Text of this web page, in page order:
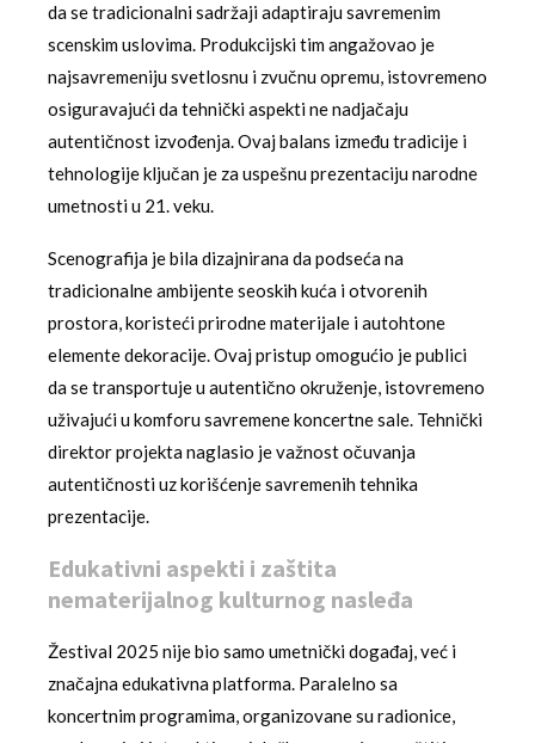
da se tradicionalni sadržaji adaptiraju savremenim
scenskim uslovima. Produkcijski tim angažovao je
najsavremeniju svetlosnu i zvučnu opremu, istovremeno
osiguravajući da tehnički aspekti ne nadjačaju
autentičnost izvođenja. Ovaj balans između tradicije i
tehnologije ključan je za uspešnu prezentaciju narodne
umetnosti u 21. veku.
Scenografija je bila dizajnirana da podseća na
tradicionalne ambijente seoskih kuća i otvorenih
prostora, koristeći prirodne materijale i autohtone
elemente dekoracije. Ovaj pristup omogućio je publici
da se transportuje u autentično okruženje, istovremeno
uživajući u komforu savremene koncertne sale. Tehnički
direktor projekta naglasio je važnost očuvanja
autentičnosti uz korišćenje savremenih tehnika
prezentacije.
Edukativni aspekti i zaštita
nematerijalnog kulturnog nasleđa
Žestival 2025 nije bio samo umetnički događaj, već i
značajna edukativna platforma. Paralelno sa
koncertnim programima, organizovane su radionice,